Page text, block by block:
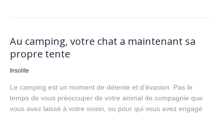
Au camping, votre chat a maintenant sa
propre tente
Insolite
Le camping est un moment de détente et d’évasion. Pas le
temps de vous préoccuper de votre animal de compagnie que
vous avez laissé à votre voisin, ou pour qui vous avez engagé